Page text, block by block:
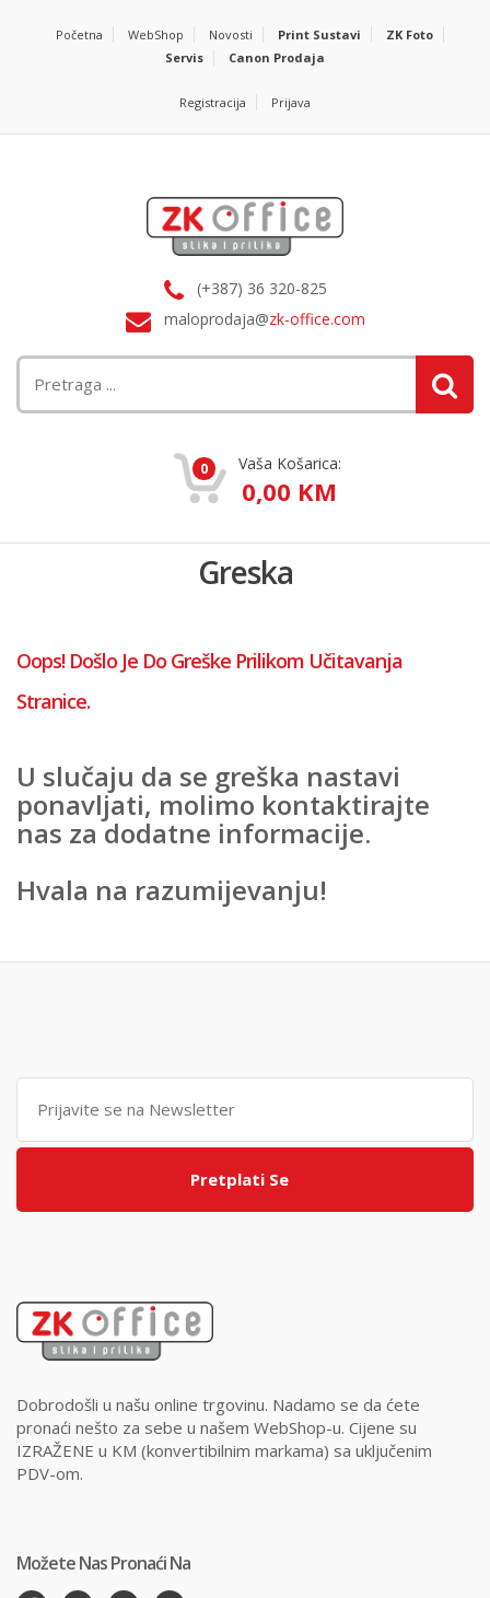
Početna WebShop Novosti Print Sustavi
ZK Foto
Servis
Canon Prodaja
Registracija Prijava
(+387) 36 320-825
maloprodaja@zk-office.com
0 Vaša Košarica:
0,00 KM
Greska
Oops! Došlo Je Do Greške Prilikom Učitavanja
Stranice.
U slučaju da se greška nastavi
ponavljati, molimo kontaktirajte
nas za dodatne informacije.
Hvala na razumijevanju!
Pretplati Se
Dobrodošli u našu online trgovinu. Nadamo se da ćete
pronaći nešto za sebe u našem WebShop-u. Cijene su
IZRAŽENE u KM (konvertibilnim markama) sa uključenim
PDV-om.
Možete Nas Pronaći Na